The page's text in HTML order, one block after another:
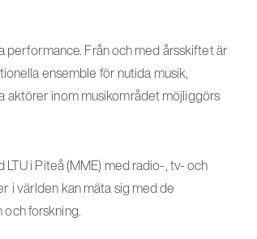
performance. Från och med årsskiftet är
ensemble för nutida musik,
aktörer inom musikområdet möjliggörs
i Piteå (MME) med radio-, tv- och
i världen kan mäta sig med de
forskning.